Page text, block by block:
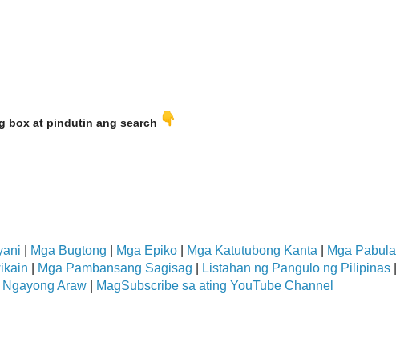
box at pindutin ang search
Mga Bugtong Mga Epiko Mga Katutubong Kanta Mga Pabula
Mga Pambansang Sagisag Listahan ng Pangulo ng Pilipinas
Araw MagSubscribe sa ating YouTube Channel